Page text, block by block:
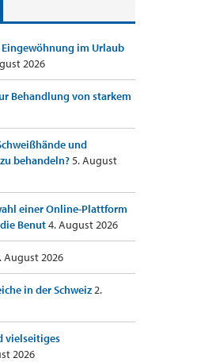
im Urlaub
2026
Behandlung von starkem
und
behandeln?5. August
einer Online-Plattform
Benut4. August 2026
August 2026
in der Schweiz2.
vielseitiges
2026